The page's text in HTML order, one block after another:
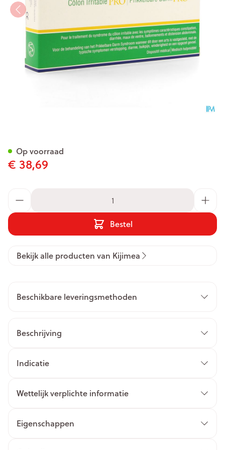
€ 38,69
Bestel
Op voorraad
Bekijk alle producten van Kijimea
Beschikbare leveringsmethoden
Beschrijving
Indicatie
Wettelijk verplichte informatie
Eigenschappen